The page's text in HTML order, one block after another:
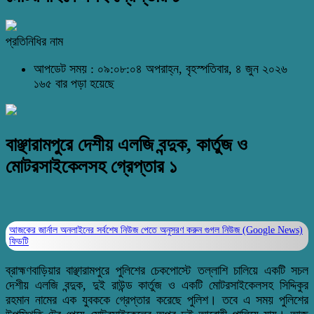
প্রতিনিধির নাম
আপডেট সময় : ০৯:০৮:০৪ অপরাহ্ন, বৃহস্পতিবার, ৪ জুন ২০২৬
১৬৫ বার পড়া হয়েছে
বাঞ্ছারামপুরে দেশীয় এলজি বন্দুক, কার্তুজ ও
মোটরসাইকেলসহ গ্রেপ্তার ১
আজকের জার্নাল অনলাইনের সর্বশেষ নিউজ পেতে অনুসরণ করুন গুগল নিউজ (Google News)
ফিডটি
ব্রাহ্মণবাড়িয়ার বাঞ্ছারামপুরে পুলিশের চেকপোস্টে তল্লাশি চালিয়ে একটি সচল
দেশীয় এলজি বন্দুক, দুই রাউন্ড কার্তুজ ও একটি মোটরসাইকেলসহ সিদ্দিকুর
রহমান নামের এক যুবককে গ্রেপ্তার করেছে পুলিশ। তবে এ সময় পুলিশের